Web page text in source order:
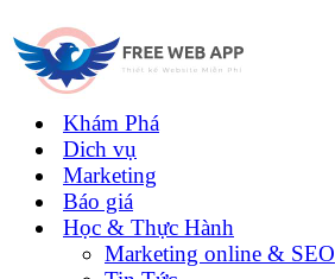
Khám Phá
Dich vụ
Marketing
Báo giá
Học & Thực Hành
Marketing online & SEO